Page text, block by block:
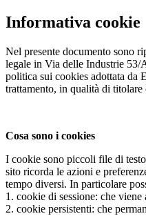
Informativa cookie
Nel presente documento sono
legale in Via delle Industrie 53/
politica sui cookies adottata
trattamento, in qualità di titolare
Cosa sono i cookies
I cookie sono piccoli file di
sito ricorda le azioni e
tempo diversi. In particolare
1. cookie di sessione: che
2. cookie persistenti: che